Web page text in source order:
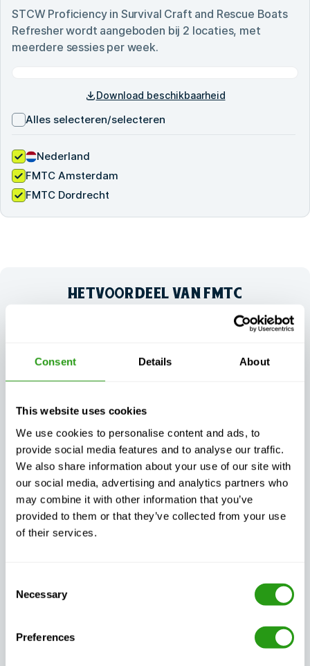
Consent Details About
This website uses cookies
We use cookies to personalise content and ads, to
provide social media features and to analyse our traffic.
We also share information about your use of our site with
our social media, advertising and analytics partners who
may combine it with other information that you’ve
provided to them or that they’ve collected from your use
of their services.
Selection
Necessary
Preferences
STCW Proficiency in Survival Craft and Rescue Boats
Refresherwordt aangeboden bij 2 locaties, met
meerdere sessies per week.
Download beschikbaarheid
Alles selecteren/selecteren
Nederland
FMTC Amsterdam
FMTC Dordrecht
HETVOORDEEL VAN
FMTC
alleen gecertificeerd en van hoge kwaliteit zijn, maar
werkelijke eisen van uw organisatie.
trainingscontinuïteit,
wat er ook gebeurt
Flexibele training
afgestemd op uw
behoeften
altijd kwaliteit
klantenondersteuning,